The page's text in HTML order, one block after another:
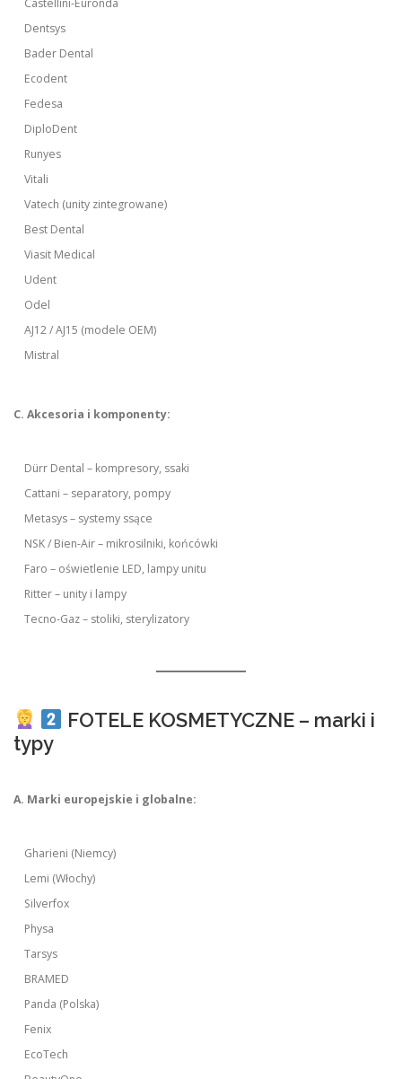
Castellini-Euronda
Dentsys
Bader Dental
Ecodent
Fedesa
DiploDent
Runyes
Vitali
Vatech (unity zintegrowane)
Best Dental
Viasit Medical
Udent
Odel
AJ12 / AJ15 (modele OEM)
Mistral
C. Akcesoria i komponenty:
Dürr Dental – kompresory, ssaki
Cattani – separatory, pompy
Metasys – systemy ssące
NSK / Bien-Air – mikrosilniki, końcówki
Faro – oświetlenie LED, lampy unitu
Ritter – unity i lampy
Tecno-Gaz – stoliki, sterylizatory
FOTELE KOSMETYCZNE – marki i
typy
A. Marki europejskie i globalne:
Gharieni (Niemcy)
Lemi (Włochy)
Silverfox
Physa
Tarsys
BRAMED
Panda (Polska)
Fenix
EcoTech